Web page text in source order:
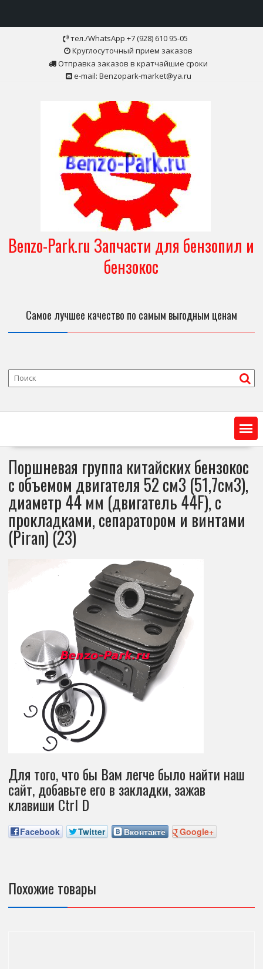
тел./WhatsApp +7 (928) 610 95-05
Круглосуточный прием заказов
Отправка заказов в кратчайшие сроки
e-mail: Benzopark-market@ya.ru
Benzo-Park.ru Запчасти для бензопил и
бензокос
Самое лучшее качество по самым выгодным ценам
Поршневая группа китайских бензокос
с объемом двигателя 52 см3 (51,7см3),
диаметр 44 мм (двигатель 44F), с
прокладками, сепаратором и винтами
(Piran) (23)
Для того, что бы Вам легче было найти наш
сайт, добавьте его в закладки, зажав
клавиши Ctrl D
Facebook Twitter Вконтакте Google+
Похожие товары